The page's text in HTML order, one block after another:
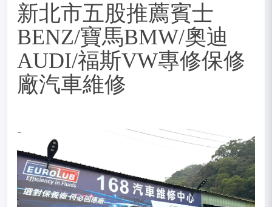
新北市五股推薦賓士
BENZ/寶馬BMW/奧迪
AUDI/福斯VW專修保修
廠汽車維修